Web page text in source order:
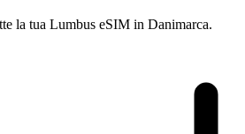
la tua Lumbus eSIM in Danimarca.